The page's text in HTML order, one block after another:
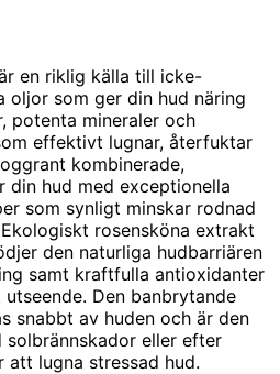
en riklig källa till icke-
oljor som ger din hud näring
potenta mineraler och
effektivt lugnar, återfuktar
kombinerade,
din hud med exceptionella
som synligt minskar rodnad
rosensköna extrakt
den naturliga hudbarriären
samt kraftfulla antioxidanter
Den banbrytande
snabbt av huden och är den
eller efter
lugna stressad hud.